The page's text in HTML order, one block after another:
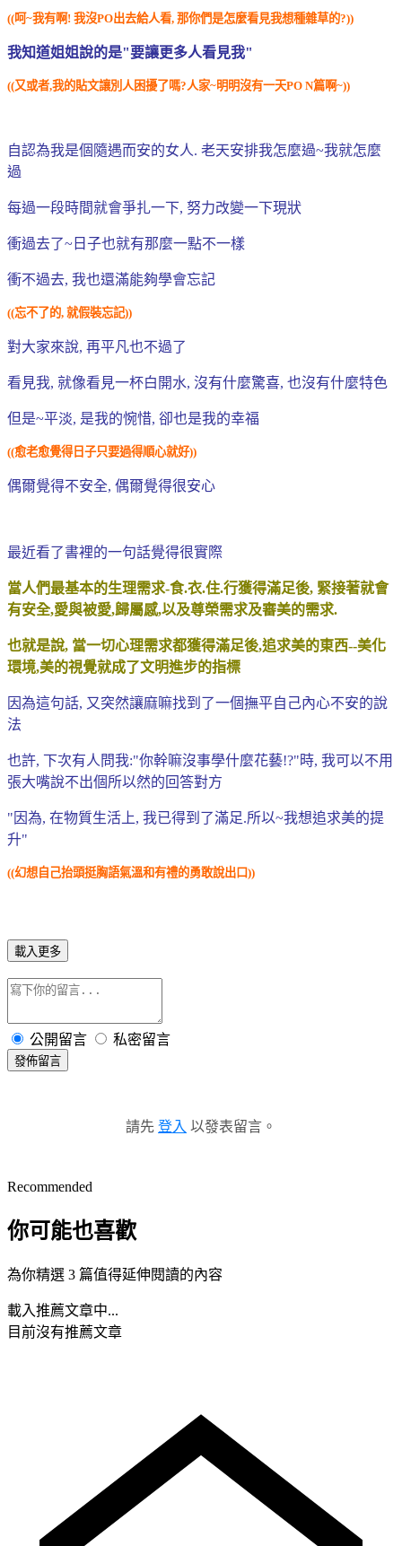
((呵~我有啊! 我沒PO出去給人看, 那你們是怎麼看見我想種雜草的?))
我知道姐姐說的是"要讓更多人看見我"
((又或者,我的貼文讓別人困擾了嗎? 人家~明明沒有一天PO N篇啊~))
自認為我是個隨遇而安的女人. 老天安排我怎麼過~我就怎麼
過
每過一段時間就會爭扎一下, 努力改變一下現狀
衝過去了~日子也就有那麼一點不一樣
衝不過去, 我也還滿能夠學會忘記
((忘不了的, 就假裝忘記))
對大家來說, 再平凡也不過了
看見我, 就像看見一杯白開水, 沒有什麼驚喜, 也沒有什麼特色
但是~平淡, 是我的惋惜, 卻也是我的幸福
((愈老愈覺得日子只要過得順心就好))
偶爾覺得不安全, 偶爾覺得很安心
最近看了書裡的一句話覺得很實際
當人們最基本的生理需求-食.衣.住.行獲得滿足後, 緊接著就會
有安全,愛與被愛,歸屬感,以及尊榮需求及審美的需求.
也就是說, 當一切心理需求都獲得滿足後,追求美的東西--美化
環境,美的視覺就成了文明進步的指標
因為這句話, 又突然讓麻嘛找到了一個撫平自己內心不安的說
法
也許, 下次有人問我:"你幹嘛沒事學什麼花藝!?"時, 我可以不用
張大嘴說不出個所以然的回答對方
"因為, 在物質生活上, 我已得到了滿足.所以~我想追求美的提
升"
((幻想自己抬頭挺胸語氣溫和有禮的勇敢說出口))
載入更多
公開留言 私密留言
發佈留言
請先 登入 以發表留言。
Recommended
你可能也喜歡
為你精選 3 篇值得延伸閱讀的內容
載入推薦文章中...
目前沒有推薦文章